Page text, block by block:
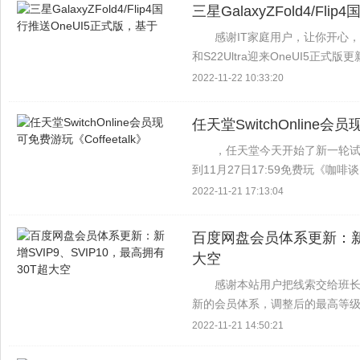
三星GalaxyZFold4/Flip4
感谢IT家庭用户，让你开心
和S22Ultra迎来OneUI5正式版
OneUI5正式版也来了，基于
2022-11-22 10:33:20
任天堂SwitchOnline会员
，任天堂今天开始了新一轮
到11月27日17:59免费玩《咖啡
TogeProductions开发的视觉小
2022-11-21 17:13:04
百度网盘会员体系更新：
大空
感谢本站用户把线索交给班
新的会员体系，调整后的最高等
包括: SVIP1为5TB。 SVIP2为
2022-11-21 14:50:21